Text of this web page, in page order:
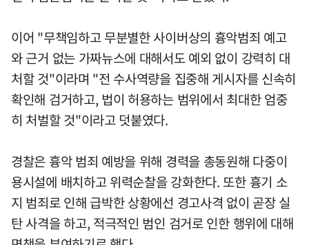
이어 "무책임하고 무분별한 사이버상의 흉악범죄 예고
와 근거 없는 가짜뉴스에 대해서도 예외 없이 강력히 대
처할 것"이라며 "전 수사역량을 집중해 게시자를 신속히
확인해 검거하고, 법이 허용하는 범위에서 최대한 엄중
히 처벌할 것"이라고 덧붙였다.
경찰은 흉악 범죄 예방을 위해 경력을 총동원해 다중이
용시설에 배치하고 위력순찰을 강화한다. 또한 흉기 소
지 범죄로 인해 급박한 상황에선 경고사격 없이 곧장 실
탄 사격을 하고, 적극적인 범인 검거로 인한 행위에 대해